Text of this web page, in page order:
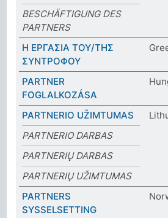
BESCHÄFTIGUNG DES
PARTNERS
Η ΕΡΓΑΣΙΑ ΤΟΥ/ΤΗΣ
ΣΥΝΤΡΟΦΟΥ
PARTNER
FOGLALKOZÁSA
PARTNERIO UŽIMTUMAS
PARTNERIO DARBAS
PARTNERIŲ DARBAS
PARTNERIŲ UŽIMTUMAS
PARTNERS
SYSSELSETTING